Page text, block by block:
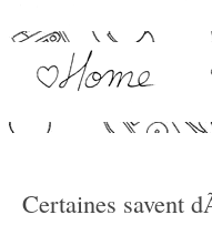
Certaines savent